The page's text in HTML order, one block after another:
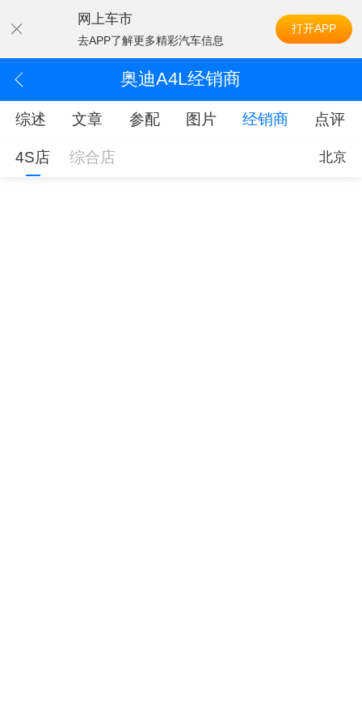
网上车市
去APP了解更多精彩汽车信息
打开APP
奥迪A4L经销商
综述 文章 参配 图片 经销商 点评
4S店 综合店 北京